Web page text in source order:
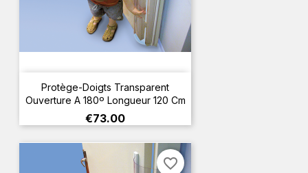
Protège-Doigts Transparent
Ouverture A 180º Longueur 120 Cm
Price
€73.00
favorite_border